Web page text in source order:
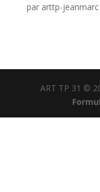
par arttp-jeanmarc
ART TP 31 ©